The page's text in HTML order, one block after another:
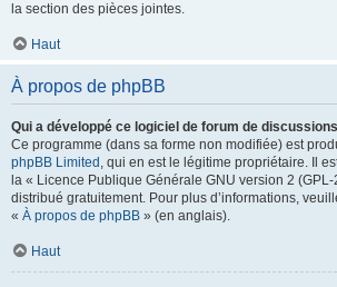
la section des pièces jointes.
Haut
À propos de phpBB
Qui a développé ce logiciel de forum de
Ce programme (dans sa forme non modifiée) est
phpBB Limited , qui en est le légitime propriétaire. Il
la « Licence Publique Générale GNU version 2 (GPL-
distribué gratuitement. Pour plus d’informations,
« À propos de phpBB » (en anglais).
Haut